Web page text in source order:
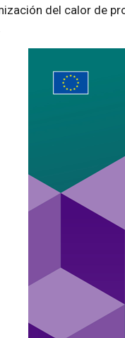
del calor de